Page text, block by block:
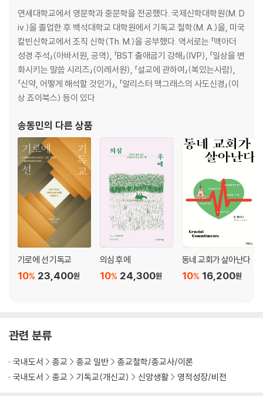
연세대학교에서 영문학과 중문학을 전공했다. 국제신학대학원(M. D
iv.)을 졸업한 후 백석대학교 대학원에서 기독교 철학(M. A.)을, 미국
칼빈신학교에서 조직 신학(Th. M.)을 공부했다. 역서로는 「맥아더
성경 주석」(아바서원, 공역), 「BST 출애굽기 강해」(IVP), 「일상을 변
화시키는 말씀 시리즈」(이레서원), 「설교에 관하여」(복있는사람),
「신약, 어떻게 해석할 것인가」, 「알리스터 맥그래스의 사도신경」(이
상 죠이북스) 등이 있다.
송동민의 다른 상품
기로에 선 기독교
23,400원
10%
의심 후에
24,300원
10%
동네 교회가 살아난다
16,200원
10%
관련 분류
국내도서 종교 종교 일반
종교철학/종교사/이론
국내도서
종교 기독교(개신교) 신앙생활 영적성장/비전